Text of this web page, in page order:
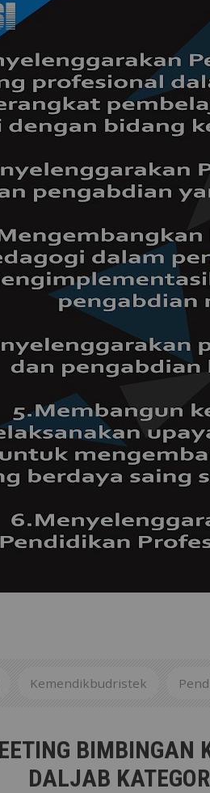
Kemendikbudristek
DALJAB